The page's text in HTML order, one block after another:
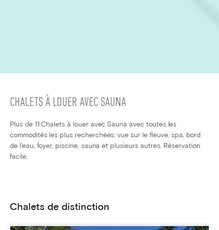
CHALETS À LOUER AVEC SAUNA
Plus de 11 Chalets à louer avec Sauna avec toutes les
commodités les plus recherchées: vue sur le fleuve, spa, bord
de l'eau, foyer, piscine, sauna et plusieurs autres. Réservation
facile.
Chalets de distinction